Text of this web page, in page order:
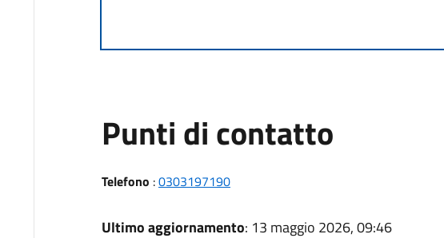
Punti di contatto
Telefono :0303197190
Ultimo aggiornamento: 13 maggio 2026, 09:46